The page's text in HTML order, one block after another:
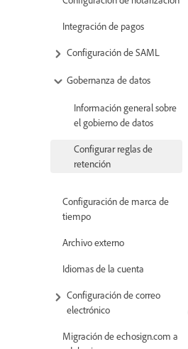
Integración de pagos
Configuración de SAML
Gobernanza de datos
Información general sobre
el gobierno de datos
Configurar reglas de
retención
Configuración de marca de
tiempo
Archivo externo
Idiomas de la cuenta
Configuración de correo
electrónico
Migración de echosign.com a